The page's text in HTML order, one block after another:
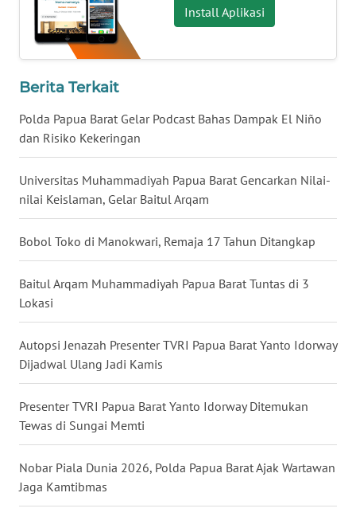
Install Aplikasi
Berita Terkait
Polda Papua Barat Gelar Podcast Bahas Dampak El Niño
dan Risiko Kekeringan
Universitas Muhammadiyah Papua Barat Gencarkan Nilai-
nilai Keislaman, Gelar Baitul Arqam
Bobol Toko di Manokwari, Remaja 17 Tahun Ditangkap
Baitul Arqam Muhammadiyah Papua Barat Tuntas di 3
Lokasi
Autopsi Jenazah Presenter TVRI Papua Barat Yanto Idorway
Dijadwal Ulang Jadi Kamis
Presenter TVRI Papua Barat Yanto Idorway Ditemukan
Tewas di Sungai Memti
Nobar Piala Dunia 2026, Polda Papua Barat Ajak Wartawan
Jaga Kamtibmas
WN
KALTARA
WN
WN
WN
SULSEL
WN
GORONTALO
WN
SULUT
WN
MALUKU
WN